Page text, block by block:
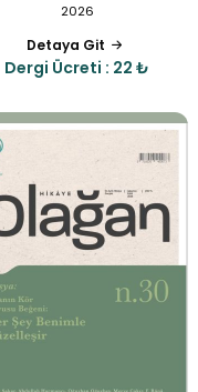
2026
Detaya Git
Dergi Ücreti : 22 ₺